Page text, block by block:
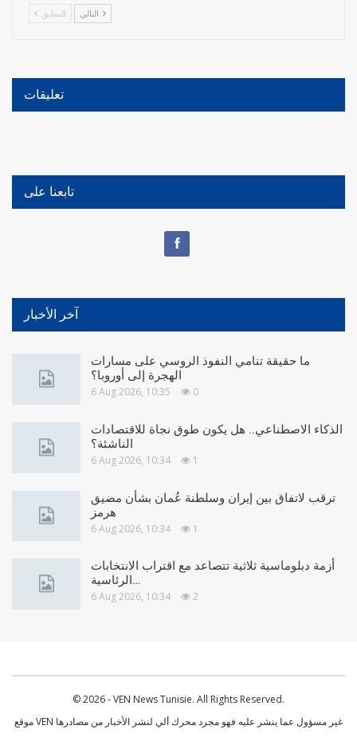
السابق
تعليقات
تابعنا على
آخر الأخبار
ما حقيقة تنامي النفوذ الروسي على مسارات
الهجرة إلى أوروبا؟
6 Aug 2026, 10:35 0
الذكاء الاصطناعي.. هل يكون طوق نجاة للاقتصادات
الناشئة؟
6 Aug 2026, 10:34 1
ترقب لاتفاق بين إيران وسلطنة عُمان بشأن مضيق
هرمز
6 Aug 2026, 10:34 1
أزمة دبلوماسية ثلاثية تتصاعد مع اقتراب الانتخابات
الرئاسية…
6 Aug 2026, 10:34 2
© 2026 - VEN News Tunisie. All Rights Reserved.
موقع VEN غير مسؤول عما ينشر عليه فهو مجرد محرك ألي لنشر الأخبار من مصادرها